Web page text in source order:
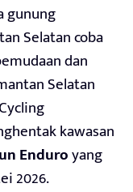
gunung
Selatan coba
dan
Selatan
kawasan
Enduroyang
2026.